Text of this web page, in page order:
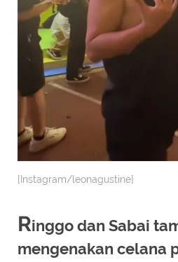
[Instagram/leonagustine]
Ringgo dan Sabai
mengenakan celana